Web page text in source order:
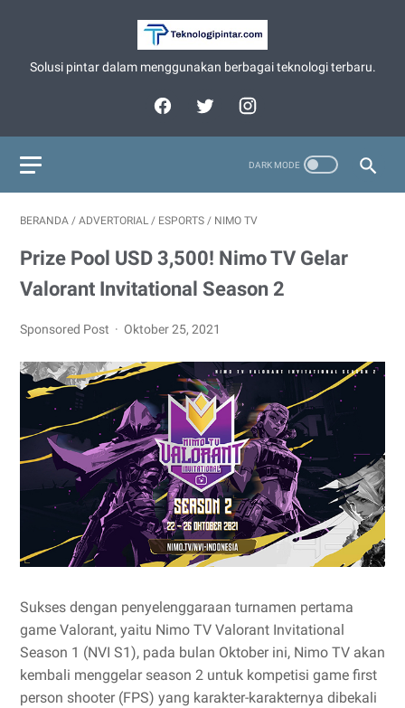
Solusi pintar dalam menggunakan berbagai teknologi terbaru.
BERANDA / ADVERTORIAL / ESPORTS / NIMO TV
Prize Pool USD 3,500! Nimo TV Gelar
Valorant Invitational Season 2
Sponsored Post Oktober 25, 2021
Sukses dengan penyelenggaraan turnamen pertama
game Valorant, yaitu Nimo TV Valorant Invitational
Season 1 (NVI S1), pada bulan Oktober ini, Nimo TV akan
kembali menggelar season 2 untuk kompetisi game first
person shooter (FPS) yang karakter-karakternya dibekali